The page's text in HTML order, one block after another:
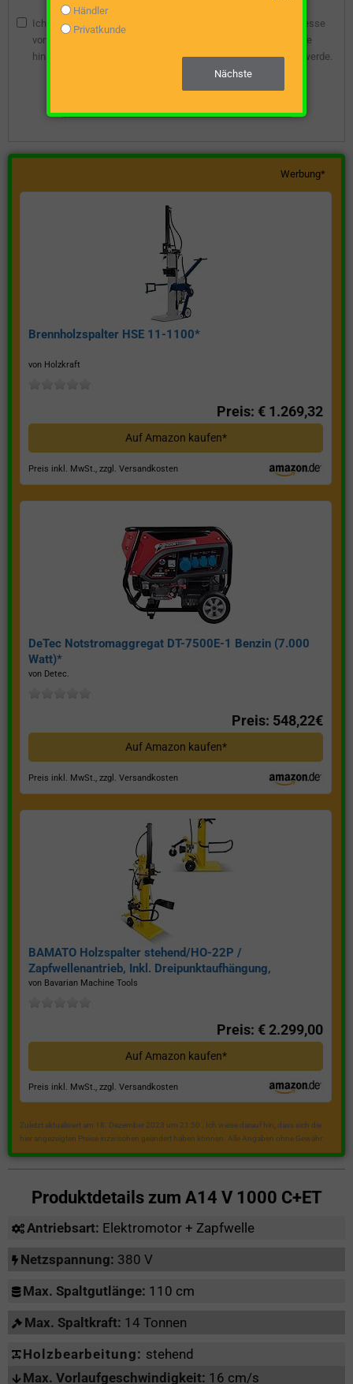
Ich bin damit einverstanden, dass die angegebene E-Mail-Adresse
vom Webseitenbetreiber gespeichert wird, damit ich über diese
hinsichtlich eines unverbindlichen Preisangebots kontaktiert werde.
Werbung*
Brennholzspalter HSE 11-1100*
von Holzkraft
Preis: € 1.269,32
Auf Amazon kaufen*
Preis inkl. MwSt., zzgl. Versandkosten
DeTec Notstromaggregat DT-7500E-1 Benzin (7.000
Watt)*
von Detec.
Preis: 548,22€
Auf Amazon kaufen*
Preis inkl. MwSt., zzgl. Versandkosten
BAMATO Holzspalter stehend/HO-22P /
Zapfwellenantrieb, Inkl. Dreipunktaufhängung,
Spaltkraft 22 Tonnen*
von Bavarian Machine Tools
Preis: € 2.299,00
Auf Amazon kaufen*
Preis inkl. MwSt., zzgl. Versandkosten
Zuletzt aktualisiert am 18. Dezember 2023 um 21:50 . Ich weise darauf hin, dass sich die
hier angezeigten Preise inzwischen geändert haben können. Alle Angaben ohne Gewähr.
Produktdetails zum A14 V 1000 C+ET
Antriebsart: Elektromotor + Zapfwelle
Netzspannung: 380 V
Max. Spaltgutlänge: 110 cm
Max. Spaltkraft: 14 Tonnen
Holzbearbeitung: stehend
Max. Vorlaufgeschwindigkeit: 16 cm/s
Händler
Privatkunde
Nächste